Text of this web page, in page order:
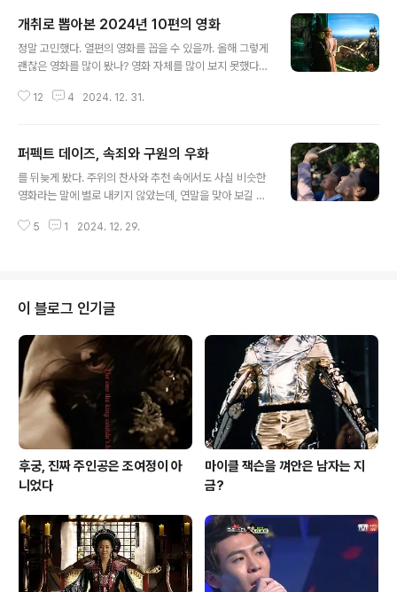
개취로 뽑아본 2024년 10편의 영화
정말 고민했다. 열편의 영화를 꼽을 수 있을까. 올해 그렇게
괜찮은 영화를 많이 봤나? 영화 자체를 많이 보지 못했다.
에 간 횟수가 매우 줄어들었고, 솔직히 추천하고 싶은 작품
ect Days대체 왜 저 남자는 아무 불만 없다는 표정으로
도시의 변기를 닦고 있을까. 평온하고 소박한, 아무 욕심도
없어 보이는 한 남자의 일상 속에 얼마나 큰 폭풍우가 감춰
으로 이야기는 절로 설득력을 얻었다. 속죄, 욕망, 번뇌 같
12 4 2024. 12. 31.
퍼펙트 데이즈, 속죄와 구원의 우화
를 뒤늦게 봤다. 주위의 찬사와 추천 속에서도 사실 비슷한
영화라는 말에 별로 내키지 않았는데, 연말을 맞아 보길 잘
레비 (木漏れ日:나뭇잎 사이로 비치는 햇살)라는 새로운
코모레비는 아름답다. 아름다우면서 동시에 인생의 덧없음
을 느끼게도 한다. 내가 아무리 애를 쓴들, 이 세상의 모든
코모레비를 가질 수 없고, 내가 없다 한들, 심지어 아무도
즐기는 사람이 없다 한들 코모레비는 변함 없이 어딘가에
쏟아지고 있을 것이다. 이 영화의 제목이 한때 '코모레비'가
될 뻔 했다는 이야기를..
5 1 2024. 12. 29.
이 블로그 인기글
후궁, 진짜 주인공은 조여정이 아
니었다
마이클 잭슨을 껴안은 남자는 지
금?